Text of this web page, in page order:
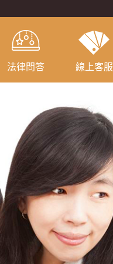
法律問答 線上客服